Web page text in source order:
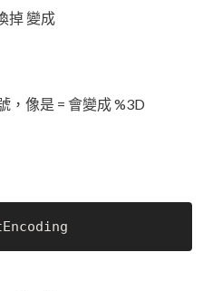
掉 變成
，像是 = 會變成 %3D